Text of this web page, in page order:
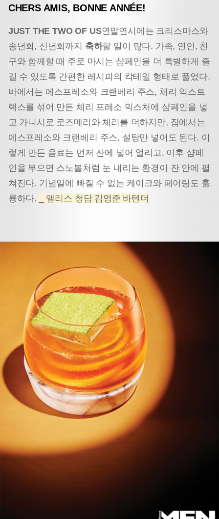
CHERS AMIS, BONNE ANNÉE!
JUST THE TWO OF US연말연시에는 크리스마스와
송년회, 신년회까지 축하할 일이 많다. 가족, 연인, 친
구와 함께할 때 주로 마시는 샴페인을 더 특별하게 즐
길 수 있도록 간편한 레시피의 칵테일 형태로 풀었다.
바에서는 에스프레소와 크랜베리 주스, 체리 익스트
랙스를 섞어 만든 체리 프레소 믹스처에 샴페인을 넣
고 가니시로 로즈메리와 체리를 더하지만, 집에서는
에스프레소와 크랜베리 주스, 설탕만 넣어도 된다. 이
렇게 만든 음료는 먼저 잔에 넣어 얼리고, 이후 샴페
인을 부으면 스노볼처럼 눈 내리는 환경이 잔 안에 펼
쳐진다. 기념일에 빠질 수 없는 케이크와 페어링도 훌
륭하다.
_ 앨리스 청담 김영준 바텐더